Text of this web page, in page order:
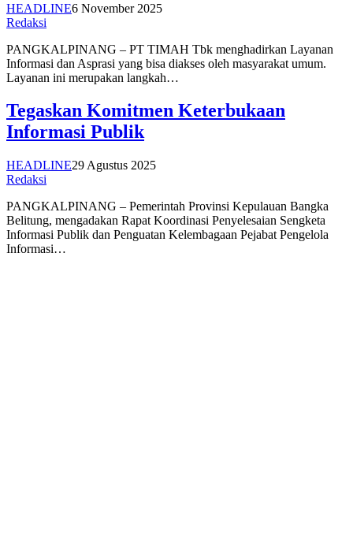
HEADLINE6 November 2025
Redaksi
PANGKALPINANG – PT TIMAH Tbk menghadirkan Layanan
Informasi dan Asprasi yang bisa diakses oleh masyarakat umum.
Layanan ini merupakan langkah…
Tegaskan Komitmen Keterbukaan
Informasi Publik
HEADLINE29 Agustus 2025
Redaksi
PANGKALPINANG – Pemerintah Provinsi Kepulauan Bangka
Belitung, mengadakan Rapat Koordinasi Penyelesaian Sengketa
Informasi Publik dan Penguatan Kelembagaan Pejabat Pengelola
Informasi…